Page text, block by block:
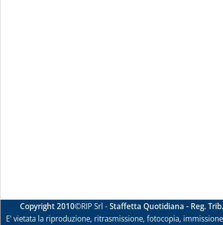
Copyright 2010©RIP Srl -Staffetta Quotidiana - Reg.
E' vietata la riproduzione, ritrasmissione, fotocopia,